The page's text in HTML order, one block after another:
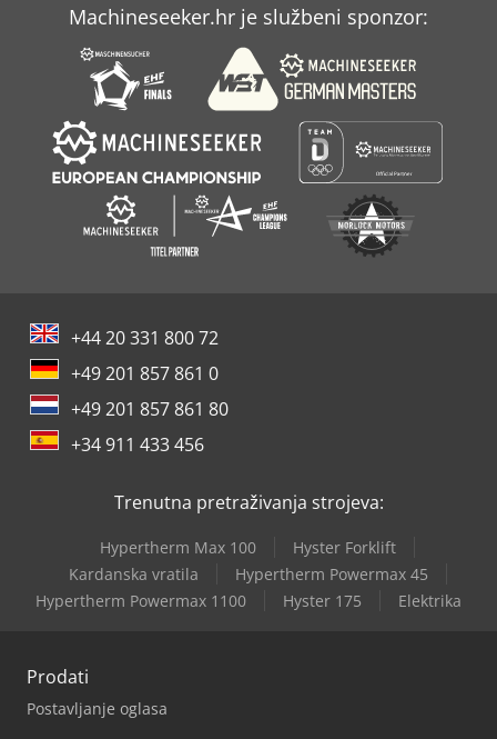
Machineseeker.hr je službeni sponzor:
+44 20 331 800 72
+49 201 857 861 0
+49 201 857 861 80
+34 911 433 456
Trenutna pretraživanja strojeva:
Hypertherm Max 100
Hyster Forklift
Kardanska vratila
Hypertherm Powermax 45
Hypertherm Powermax 1100
Hyster 175 Elektrika
Prodati
Postavljanje oglasa